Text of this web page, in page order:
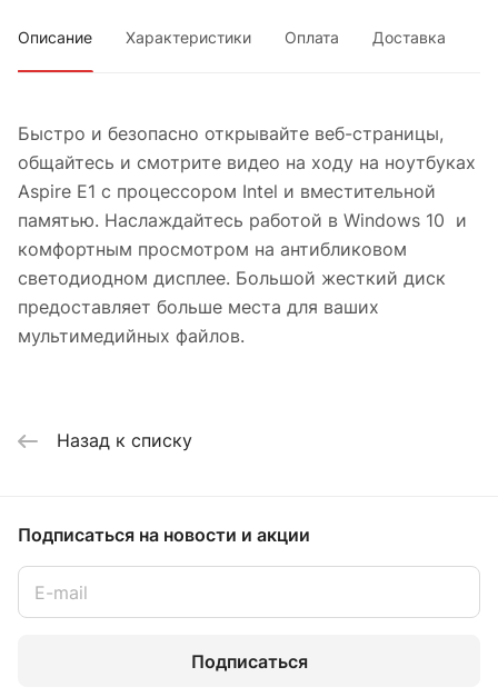
Описание Характеристики Оплата Доставка
Быстро и безопасно открывайте веб-страницы,
общайтесь и смотрите видео на ходу на ноутбуках
Aspire E1 с процессором Intel и вместительной
памятью. Наслаждайтесь работой в Windows 10 и
комфортным просмотром на антибликовом
светодиодном дисплее. Большой жесткий диск
предоставляет больше места для ваших
мультимедийных файлов.
Назад к списку
Подписаться на новости и акции
Подписаться